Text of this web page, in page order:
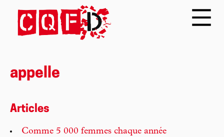
appelle
Articles
Comme 5 000 femmes chaque année